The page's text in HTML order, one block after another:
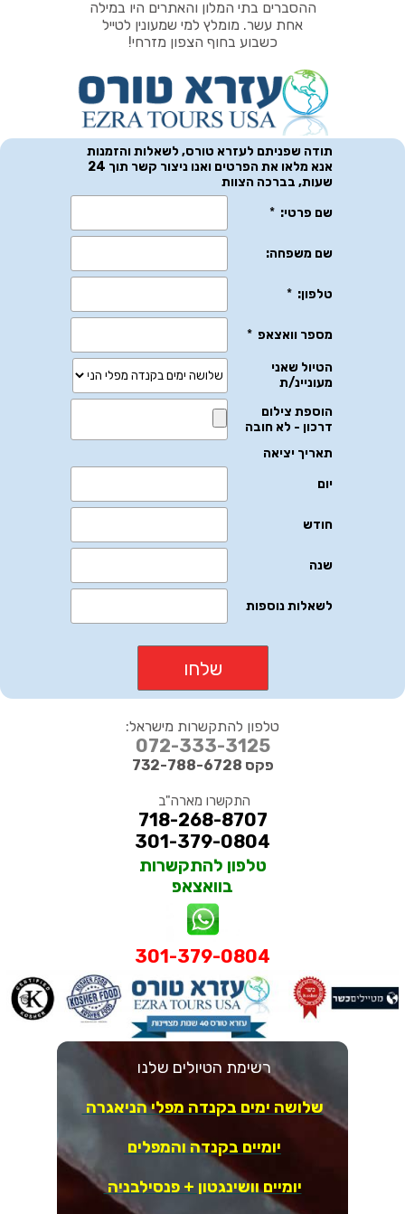
טלפון להתקשרות מישראל:
072-333-3125
פקס 732-788-6728
רשימת הטיולים שלנו
שלושה ימים בקנדה מפלי הניאגרה
יומיים בקנדה והמפלים
יומיים וושינגטון + פנסילבניה
ההסברים בתי המלון והאתרים היו במילה
אחת עשר. מומלץ למי שמעונין לטייל
כשבוע בחוף הצפון מזרחי!
טלפון להתקשרות
בוואצאפ
301-379-0804
התקשרו מארה"ב
718-268-8707
301-379-0804